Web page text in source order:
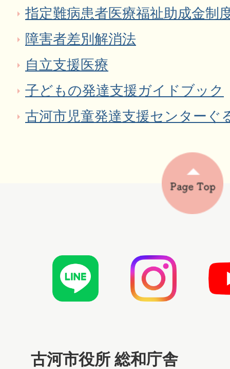
指定難病患者医療福祉助成金制
障害者差別解消法
自立支援医療
子どもの発達支援ガイドブック
古河市児童発達支援センターぐ
古河市役所 総和庁舎